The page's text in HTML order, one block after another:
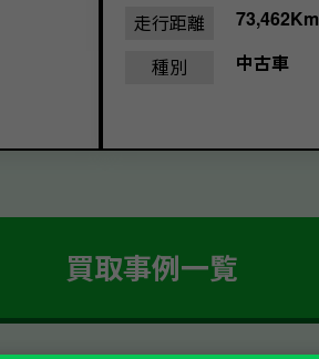
走行距離
73,462Km
種別
中古車
買取事例一覧